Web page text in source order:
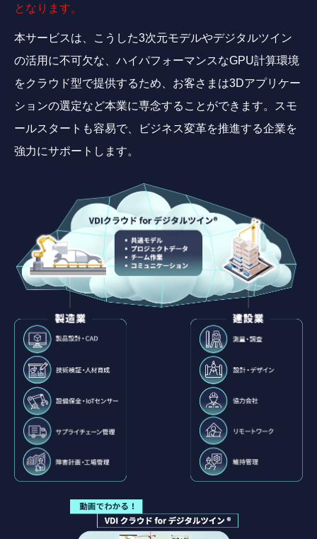
となります。
本サービスは、こうした3次元モデルやデジタルツイン
の活用に不可欠な、ハイパフォーマンスなGPU計算環境
をクラウド型で提供するため、お客さまは3Dアプリケー
ションの選定など本業に専念することができます。スモ
ールスタートも容易で、ビジネス変革を推進する企業を
強力にサポートします。